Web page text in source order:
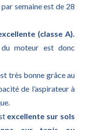
semaine est de 28
(classe A).
moteur est donc
très bonne grâce au
de l’aspirateur à
excellente sur sols